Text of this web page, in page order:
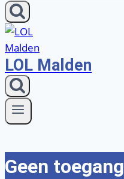
LOL Malden
Geen toegang